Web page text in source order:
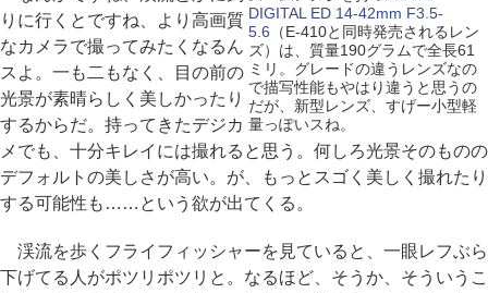
DIGITAL ED 14-42mm F3.5-
5.6 （E-410と同時発売されるレン
ズ）は、質量190グラムで全長61
ミリ。グレードの違うレンズなの
で描写性能もやはり違うと思うの
だが、新型レンズ、すげー小型軽
量っぽいスね。
りに行くとですね、より高画質
なカメラで撮ってみたくなるん
スよ。一も二もなく、目の前の
光景が素晴らしく美しかったり
するからだ。持ってきたデジカ
メでも、十分キレイには撮れると思う。何しろ光景そのものの
デフォルトの美しさが高い。が、もっとスゴく美しく撮れたり
する可能性も……という欲が出てくる。
渓流を歩くフライフィッシャーを見ていると、一眼レフぶら
下げてる人がポツリポツリと。なるほど、そうか、そういうこ